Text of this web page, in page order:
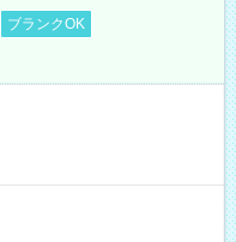
ブランクOK